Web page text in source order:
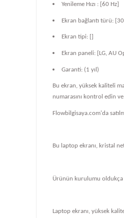
Yenileme Hızı : [60 Hz]
Ekran bağlantı türü:
Ekran tipi: []
Ekran paneli: [LG, AU
Garanti: (1 yıl)
Bu ekran, yüksek kaliteli
numarasını kontrol edin
Flowbilgisaya.com'da
Bu laptop ekranı, kristal
Ürünün kurulumu oldukça
Laptop ekranı, yüksek